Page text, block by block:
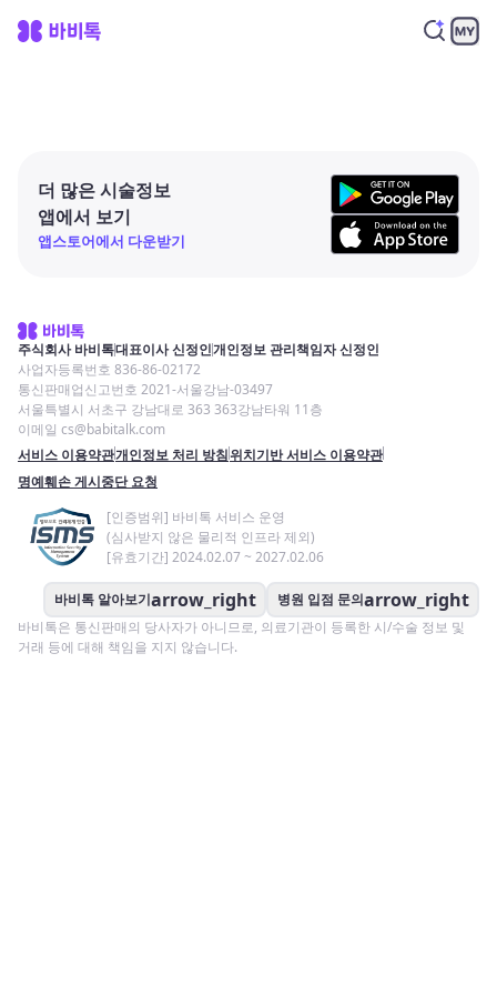
더 많은 시술정보
앱에서 보기
앱스토어에서 다운받기
주식회사 바비톡대표이사 신정인개인정보 관리책임자 신정인
사업자등록번호 836-86-02172
통신판매업신고번호 2021-서울강남-03497
서울특별시 서초구 강남대로 363 363강남타워 11층
이메일 cs@babitalk.com
서비스 이용약관개인정보 처리 방침위치기반 서비스 이용약관
명예훼손 게시중단 요청
[인증범위] 바비톡 서비스 운영
(심사받지 않은 물리적 인프라 제외)
[유효기간] 2024.02.07 ~ 2027.02.06
바비톡 알아보기arrow_right 병원 입점 문의arrow_right
바비톡은 통신판매의 당사자가 아니므로, 의료기관이 등록한 시/수술 정보 및
거래 등에 대해 책임을 지지 않습니다.